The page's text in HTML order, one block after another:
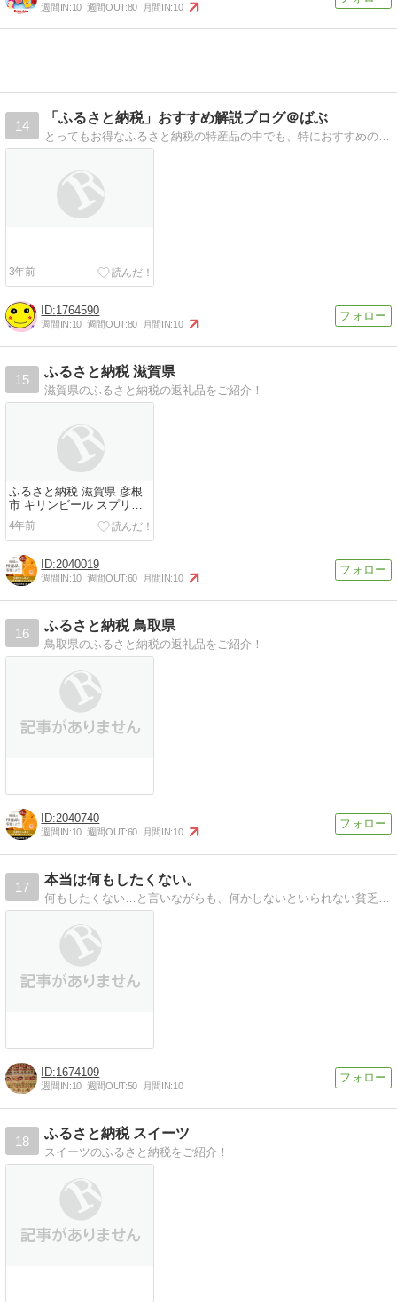
週間IN:10 週間OUT:80 月間IN:10
14
「ふるさと納税」おすすめ解説ブログ＠ばぶ
とってもお得なふるさと納税の特産品の中でも、特におすすめの商品を見つけて紹介します。さらに家計を助けるお得な節約術や戯言ｗも盛りだくさん！あなたの家計を助けます
3年前
1764590
週間IN:10 週間OUT:80 月間IN:10
15
ふるさと納税 滋賀県
滋賀県のふるさと納税の返礼品をご紹介！
ふるさと納税 滋賀県 彦根
市 キリンビール スプリン
グバレー
4年前
2040019
週間IN:10 週間OUT:60 月間IN:10
16
ふるさと納税 鳥取県
鳥取県のふるさと納税の返礼品をご紹介！
2040740
週間IN:10 週間OUT:60 月間IN:10
17
本当は何もしたくない。
1674109
週間IN:10 週間OUT:50 月間IN:10
18
ふるさと納税 スイーツ
スイーツのふるさと納税をご紹介！